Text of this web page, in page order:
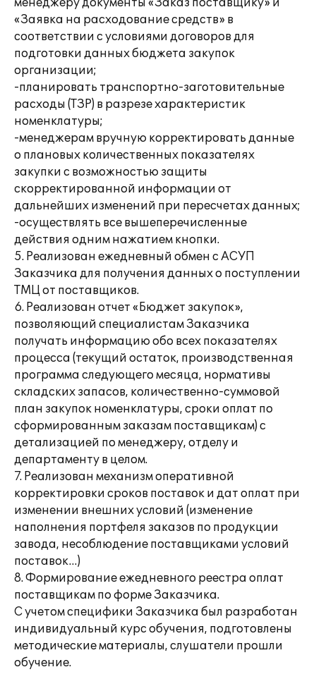
менеджеру документы «Заказ поставщику» и
«Заявка на расходование средств» в
соответствии с условиями договоров для
подготовки данных бюджета закупок
организации;
-планировать транспортно-заготовительные
расходы (ТЗР) в разрезе характеристик
номенклатуры;
-менеджерам вручную корректировать данные
о плановых количественных показателях
закупки с возможностью защиты
скорректированной информации от
дальнейших изменений при пересчетах данных;
-осуществлять все вышеперечисленные
действия одним нажатием кнопки.
5. Реализован ежедневный обмен с АСУП
Заказчика для получения данных о поступлении
ТМЦ от поставщиков.
6. Реализован отчет «Бюджет закупок»,
позволяющий специалистам Заказчика
получать информацию обо всех показателях
процесса (текущий остаток, производственная
программа следующего месяца, нормативы
складских запасов, количественно-суммовой
план закупок номенклатуры, сроки оплат по
сформированным заказам поставщикам) с
детализацией по менеджеру, отделу и
департаменту в целом.
7. Реализован механизм оперативной
корректировки сроков поставок и дат оплат при
изменении внешних условий (изменение
наполнения портфеля заказов по продукции
завода, несоблюдение поставщиками условий
поставок…)
8. Формирование ежедневного реестра оплат
поставщикам по форме Заказчика.
С учетом специфики Заказчика был разработан
индивидуальный курс обучения, подготовлены
методические материалы, слушатели прошли
обучение.